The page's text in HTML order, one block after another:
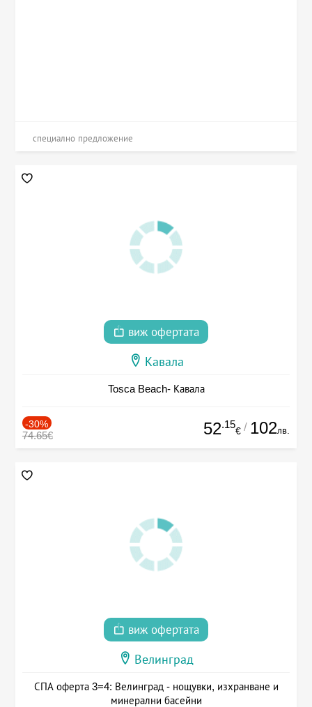
специално предложение
виж офертата
Кавала
Tosca Beach- Кавала
-30%
74.65€ 52.15
€ / 102лв.
виж офертата
Велинград
СПА оферта 3=4: Велинград - нощувки, изхранване и
минерални басейни